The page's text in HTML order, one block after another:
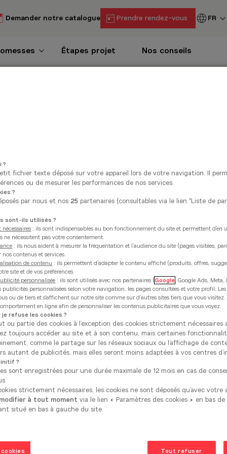
Demander notre catalogue Prendre rendez-vous FR
Étapes projet Nos conseils
de cuisines à
cuisine équipée ? Vanden Borre Kitchen est présent
à vos envies et à votre budget. Découvrez nos
et esthétique.
Vanden Borre Kitchen
Chaussée de Marche 636
5100 Wierde (Namur)
Voir la fiche Prendre
de chez vous
est toujours à vos côtés pour concrétiser votre
pour vous conseiller et vous accompagner :
modernes où vous pourrez découvrir nos
?
fichier texte déposé sur votre appareil lors de votre navigation. Il
ou de mesurer les performances de nos services.
?
par nous et nos 25 partenaires (consultables via le lien "Liste de
sont-ils utilisés ?
: ils sont indispensables au bon fonctionnement du site et permettent d’en
ne nécessitent pas votre consentement.
: ils nous aident à mesurer la fréquentation et l’audience du site (pages visitées,
contenus et services.
de contenu : ils permettent d’adapter le contenu affiché (produits, offres,
site et de vos préférences.
personnalisée : ils sont utilisés avec nos partenaires (Google , Google Ads,
publicités personnalisées selon votre navigation, les pages consultées et votre profil.
ou de tiers et s'affichent sur notre site comme sur d’autres sites tiers que vous
en ligne afin de personnaliser les contenus publicitaires que vous voyez.
refuse les cookies ?
ou partie des cookies à l’exception des cookies strictement
toujours accéder au site et à son contenu, mais certaines
comme le partage sur les réseaux sociaux ou l’affichage de
autant de publicités, mais elles seront moins adaptées à vos centres
?
sont enregistrées pour une durée maximale de 12 mois en cas de
strictement nécessaires, les cookies ne sont déposés qu’avec votre
à tout moment via le lien « Paramètres des cookies » en bas
situé en bas à gauche du site.
Tout refuser